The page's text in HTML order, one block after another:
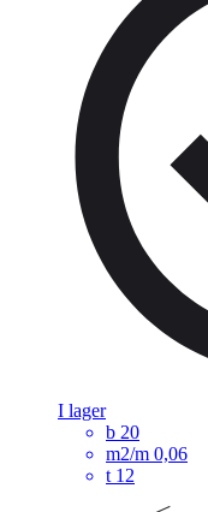
I lager
b 20
m2/m 0,06
t 12